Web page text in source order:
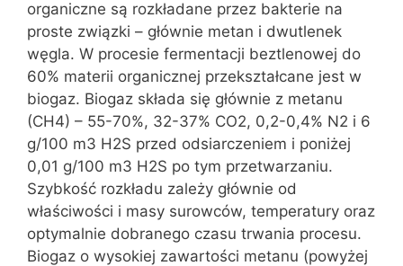
organiczne są rozkładane przez bakterie na
proste związki – głównie metan i dwutlenek
węgla. W procesie fermentacji beztlenowej do
60% materii organicznej przekształcane jest w
biogaz. Biogaz składa się głównie z metanu
(CH4) – 55-70%, 32-37% CO2, 0,2-0,4% N2 i 6
g/100 m3 H2S przed odsiarczeniem i poniżej
0,01 g/100 m3 H2S po tym przetwarzaniu.
Szybkość rozkładu zależy głównie od
właściwości i masy surowców, temperatury oraz
optymalnie dobranego czasu trwania procesu.
Biogaz o wysokiej zawartości metanu (powyżej